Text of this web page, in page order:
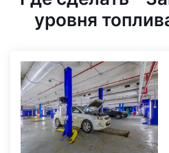
уровня